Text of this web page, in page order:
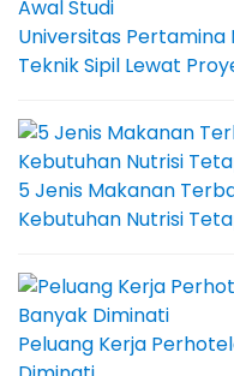
Universitas Pertamina
Teknik Sipil Lewat
5 Jenis Makanan
Kebutuhan Nutrisi
Peluang Kerja